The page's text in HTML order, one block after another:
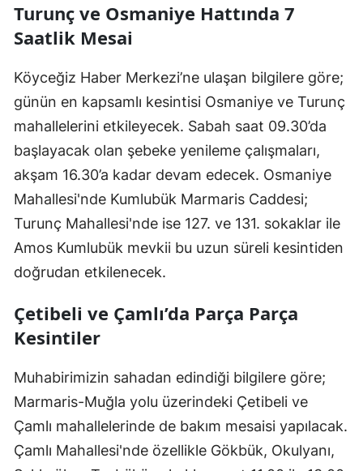
Turunç ve Osmaniye Hattında 7
Saatlik Mesai
Köyceğiz Haber Merkezi’ne ulaşan bilgilere göre;
günün en kapsamlı kesintisi Osmaniye ve Turunç
mahallelerini etkileyecek. Sabah saat 09.30’da
başlayacak olan şebeke yenileme çalışmaları,
akşam 16.30’a kadar devam edecek. Osmaniye
Mahallesi'nde Kumlubük Marmaris Caddesi;
Turunç Mahallesi'nde ise 127. ve 131. sokaklar ile
Amos Kumlubük mevkii bu uzun süreli kesintiden
doğrudan etkilenecek.
Çetibeli ve Çamlı’da Parça Parça
Kesintiler
Muhabirimizin sahadan edindiği bilgilere göre;
Marmaris-Muğla yolu üzerindeki Çetibeli ve
Çamlı mahallelerinde de bakım mesaisi yapılacak.
Çamlı Mahallesi'nde özellikle Gökbük, Okulyanı,